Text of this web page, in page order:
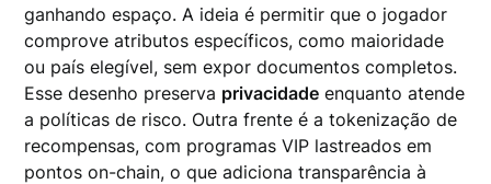
ganhando espaço. A ideia é permitir que o jogador
comprove atributos específicos, como maioridade
ou país elegível, sem expor documentos completos.
Esse desenho preserva privacidade enquanto atende
a políticas de risco. Outra frente é a tokenização de
recompensas, com programas VIP lastreados em
pontos on-chain, o que adiciona transparência à